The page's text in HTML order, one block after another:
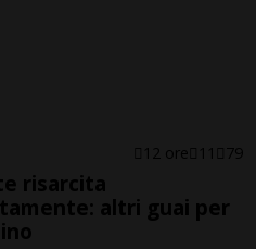
12 ore 11 79
risarcita
altri guai per